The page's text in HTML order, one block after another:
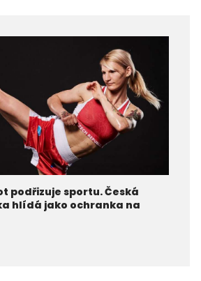
podřizuje sportu. Česká
hlídá jako ochranka na